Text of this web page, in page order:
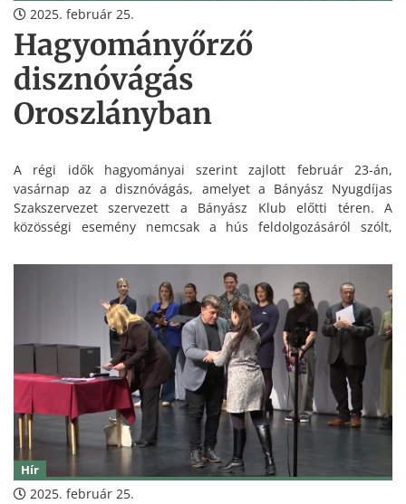
2025. február 25.
Hagyományőrző
disznóvágás
Oroszlányban
A régi idők hagyományai szerint zajlott február 23-án,
vasárnap az a disznóvágás, amelyet a Bányász Nyugdíjas
Szakszervezet szervezett a Bányász Klub előtti téren. A
közösségi esemény nemcsak a hús feldolgozásáról szólt,
továbbadásáról és természetesen a finom falatokról is.
Hír
2025. február 25.